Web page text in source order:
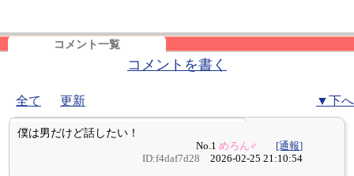
コメント一覧
コメントを書く
全て 更新 ▼下へ
僕は男だけど話したい！
No.1めろん♂
[通報]
ID:f4daf7d28 2026-02-25 21:10:54